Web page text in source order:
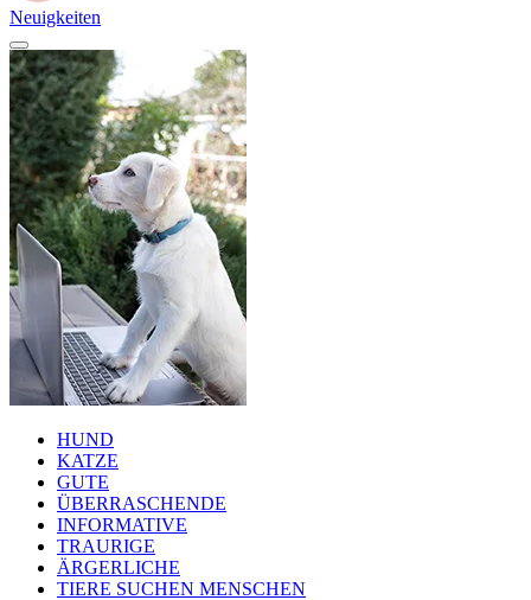
Neuigkeiten
HUND
KATZE
GUTE
ÜBERRASCHENDE
INFORMATIVE
TRAURIGE
ÄRGERLICHE
TIERE SUCHEN MENSCHEN